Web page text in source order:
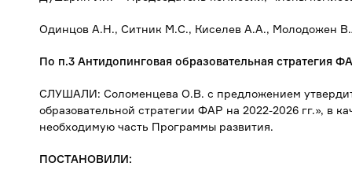
Одинцов А.Н., Ситник М.С., Киселев А.А., Молодожен
По п.3 Антидопинговая образовательная стратегия
СЛУШАЛИ: Соломенцева О.В. с предложением
образовательной стратегии ФАР на 2022-2026 гг.», в
необходимую часть Программы развития.
ПОСТАНОВИЛИ: